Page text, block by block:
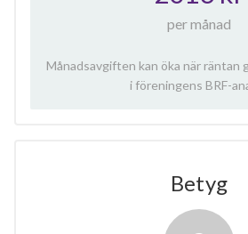
per månad
Månadsavgiften kan öka när räntan
i föreningens BRF-
Betyg